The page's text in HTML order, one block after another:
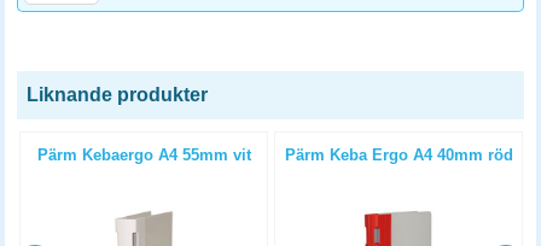
Liknande produkter
Pärm Kebaergo A4 55mm vit Pärm Keba Ergo A4 40mm röd